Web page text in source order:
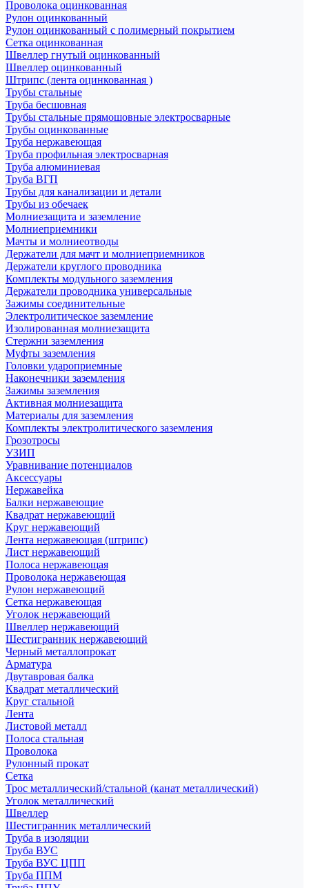
Проволока оцинкованная
Рулон оцинкованный
Рулон оцинкованный с полимерный покрытием
Сетка оцинкованная
Швеллер гнутый оцинкованный
Швеллер оцинкованный
Штрипс (лента оцинкованная )
Трубы стальные
Труба бесшовная
Трубы стальные прямошовные электросварные
Трубы оцинкованные
Труба нержавеющая
Труба профильная электросварная
Труба алюминиевая
Труба ВГП
Трубы для канализации и детали
Трубы из обечаек
Молниезащита и заземление
Молниеприемники
Мачты и молниеотводы
Держатели для мачт и молниеприемников
Держатели круглого проводника
Комплекты модульного заземления
Держатели проводника универсальные
Зажимы соединительные
Электролитическое заземление
Изолированная молниезащита
Стержни заземления
Муфты заземления
Головки удароприемные
Наконечники заземления
Зажимы заземления
Активная молниезащита
Материалы для заземления
Комплекты электролитического заземления
Грозотросы
УЗИП
Уравнивание потенциалов
Аксессуары
Нержавейка
Балки нержавеющие
Квадрат нержавеющий
Круг нержавеющий
Лента нержавеющая (штрипс)
Лист нержавеющий
Полоса нержавеющая
Проволока нержавеющая
Рулон нержавеющий
Сетка нержавеющая
Уголок нержавеющий
Швеллер нержавеющий
Шестигранник нержавеющий
Черный металлопрокат
Арматура
Двутавровая балка
Квадрат металлический
Круг стальной
Лента
Листовой металл
Полоса стальная
Проволока
Рулонный прокат
Сетка
Трос металлический/стальной (канат металлический)
Уголок металлический
Швеллер
Шестигранник металлический
Труба в изоляции
Труба ВУС
Труба ВУС ЦПП
Труба ППМ